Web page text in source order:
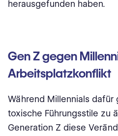
herausgefunden haben.
Gen Z gegen
Arbeitsplatzkonflikt
Während Millennials dafür
toxische Führungsstile zu
Generation Z diese